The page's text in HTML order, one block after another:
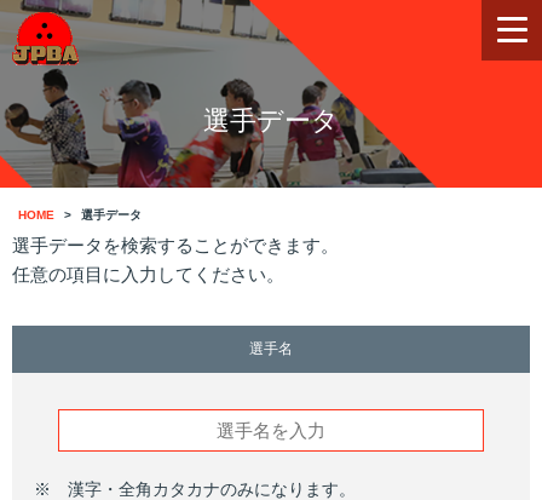
選手データ
HOME 選手データ
選手データを検索することができます。
任意の項目に入力してください。
選手名
※ 漢字・全角カタカナのみになります。